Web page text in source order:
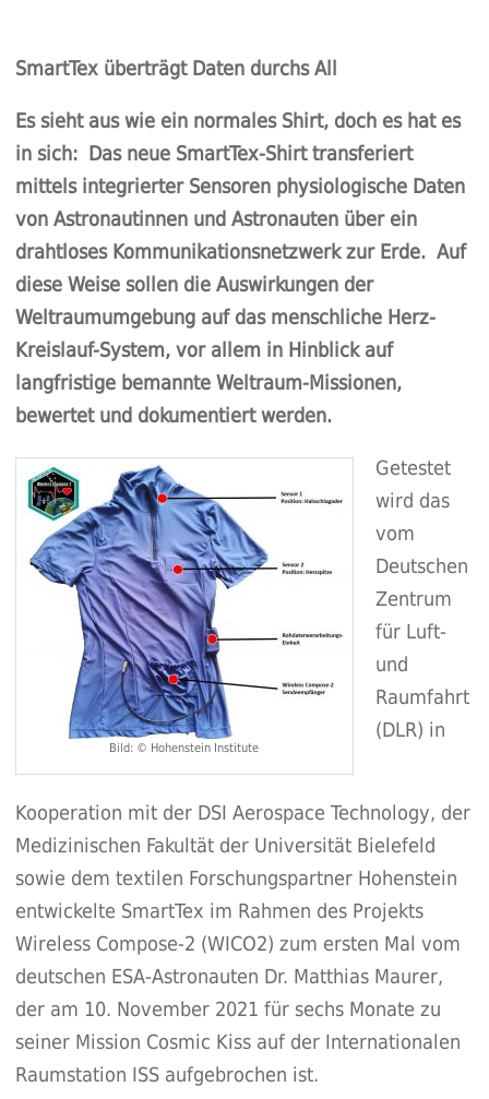
SmartTex überträgt Daten durchs All
Es sieht aus wie ein normales Shirt, doch es hat es
in sich: Das neue SmartTex-Shirt transferiert
mittels integrierter Sensoren physiologische Daten
von Astronautinnen und Astronauten über ein
drahtloses Kommunikationsnetzwerk zur Erde. Auf
diese Weise sollen die Auswirkungen der
Weltraumumgebung auf das menschliche Herz-
Kreislauf-System, vor allem in Hinblick auf
langfristige bemannte Weltraum-Missionen,
bewertet und dokumentiert werden.
Bild: © Hohenstein Institute
Getestet
wird das
vom
Deutschen
Zentrum
für Luft-
und
Raumfahrt
(DLR) in
Kooperation mit der DSI Aerospace Technology, der
Medizinischen Fakultät der Universität Bielefeld
sowie dem textilen Forschungspartner Hohenstein
entwickelte SmartTex im Rahmen des Projekts
Wireless Compose-2 (WICO2) zum ersten Mal vom
deutschen ESA-Astronauten Dr. Matthias Maurer,
der am 10. November 2021 für sechs Monate zu
seiner Mission Cosmic Kiss auf der Internationalen
Raumstation ISS aufgebrochen ist.